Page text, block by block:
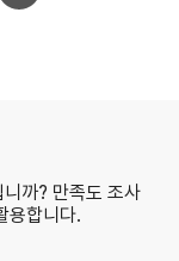
까? 만족도 조사
용합니다.